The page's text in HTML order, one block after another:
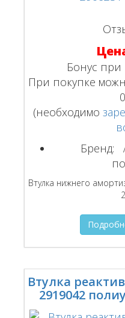
Бонус при
При покупке
(необходимо
Бренд:
Втулка нижнего
Втулка
2919042